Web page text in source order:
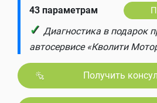
43 параметрам
✓ Диагностика в подарок
автосервисе «Кволити
Получить